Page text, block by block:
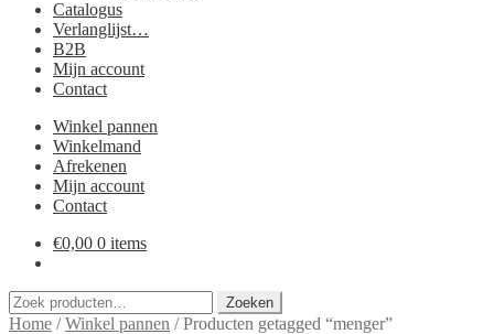
Catalogus
Verlanglijst…
B2B
Mijn account
Contact
Winkel pannen
Winkelmand
Afrekenen
Mijn account
Contact
€0,00 0 items
Zoeken
naar:
Zoeken
Home /Winkel pannen /Producten getagged “menger”